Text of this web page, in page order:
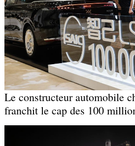
Le constructeur automobile
franchit le cap des 100